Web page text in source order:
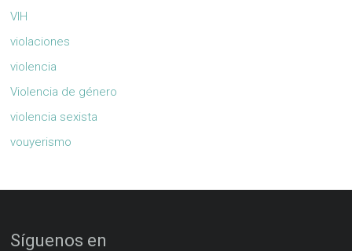
VIH
violaciones
violencia
Violencia de género
violencia sexista
vouyerismo
Síguenos en